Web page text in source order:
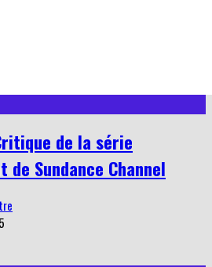
de la série
de Sundance Channel